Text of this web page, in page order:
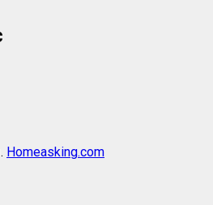
Homeasking.com